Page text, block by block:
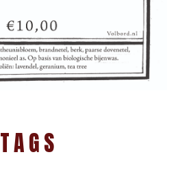
TAGS